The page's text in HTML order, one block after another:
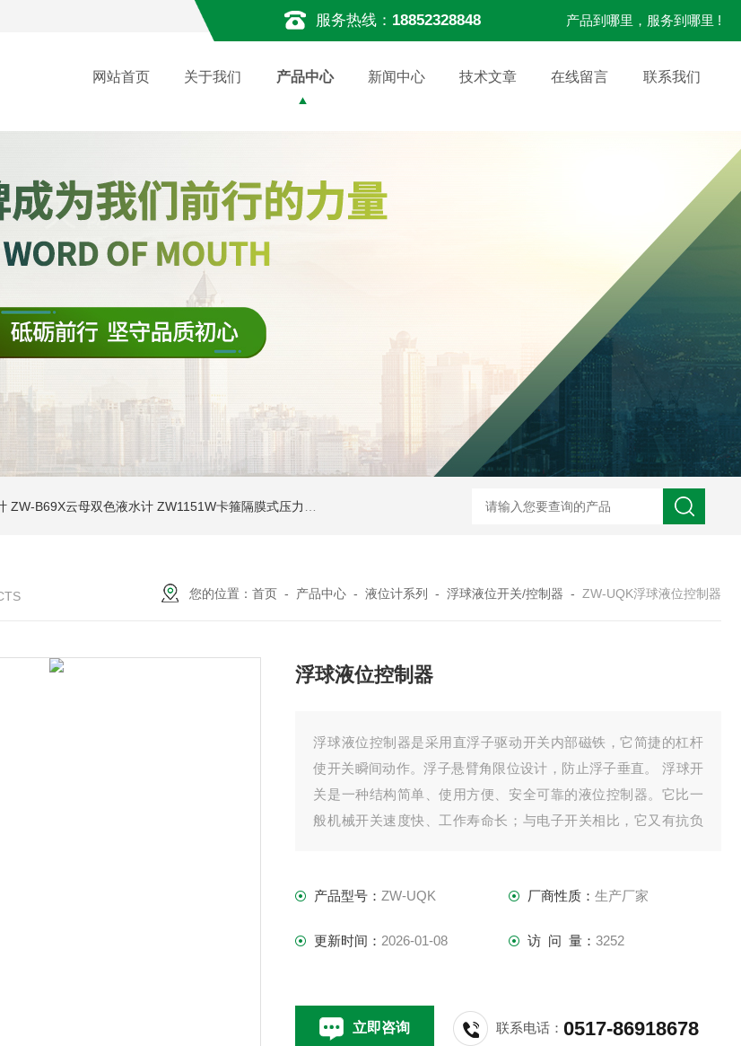
服务热线： 18852328848 产品到哪里，服务到哪里 !
网站首页 关于我们 产品中心 新闻中心 技术文章 在线留言 联系我们
ZW-B69X云母双色液水计 ZW1151W卡箍隔膜式压力变送器 ZW2088卫生型压力变送器 ZW2088通用型压力变送器 ZW2088耐高
您的位置： 首页 - 产品中心 - 液位计系列 - 浮球液位开关/控制器 - ZW-UQK浮球液位控制器
浮球液位控制器
浮球液位控制器是采用直浮子驱动开关内部磁铁，它简捷的杠杆
使开关瞬间动作。浮子悬臂角限位设计，防止浮子垂直。 浮球开
关是一种结构简单、使用方便、安全可靠的液位控制器。它比一
般机械开关速度快、工作寿命长；与电子开关相比，它又有抗负
产品型号：ZW-UQK 厂商性质： 生产厂家
更新时间： 2026-01-08 访 问 量： 3252
立即咨询 联系电话：0517-86918678